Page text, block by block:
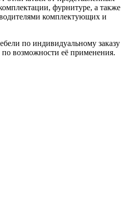
фурнитуре, а также
комплектующих и
по индивидуальному заказу
возможности её применения.